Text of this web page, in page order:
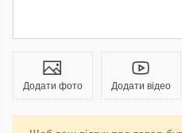
Додати фото Додати відео